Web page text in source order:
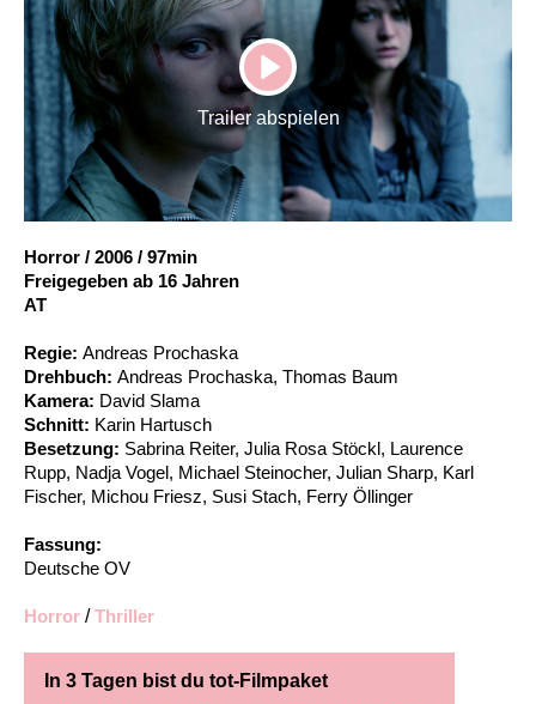
So geht’s
Filmpakete
Gutscheine
& Filmpässe
Account
PLAY
Trailer abspielen
Horror / 2006 / 97min
Freigegeben ab 16 Jahren
AT
Regie: Andreas Prochaska
Drehbuch: Andreas Prochaska, Thomas Baum
Kamera: David Slama
Schnitt: Karin Hartusch
Besetzung: Sabrina Reiter, Julia Rosa Stöckl, Laurence
Rupp, Nadja Vogel, Michael Steinocher, Julian Sharp, Karl
Fischer, Michou Friesz, Susi Stach, Ferry Öllinger
Fassung:
Deutsche OV
Horror /Thriller
In 3 Tagen bist du tot-Filmpaket